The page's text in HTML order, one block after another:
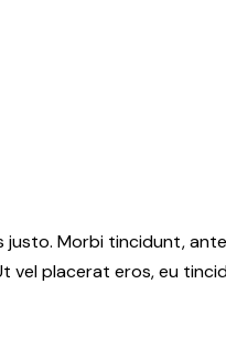
justo. Morbi tincidunt,
vel placerat eros, eu